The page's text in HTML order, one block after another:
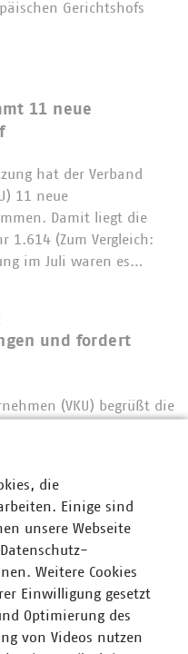
Gerichtshofs
11 neue
hat der Verband
11 neue
Damit liegt die
1.614 (Zum Vergleich:
im Juli waren es…
und fordert
(VKU) begrüßt die
und die heutige
noch nicht…
im EU-
Pestizid-
die
Einige sind
unsere Webseite
Weitere Cookies
Einwilligung gesetzt
Optimierung des
von Videos nutzen